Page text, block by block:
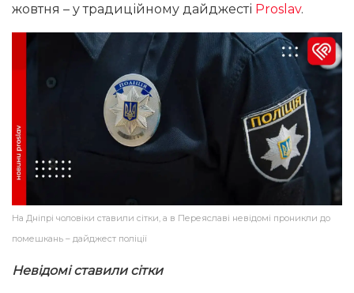
жовтня – у традиційному дайджесті Proslav.
На Дніпрі чоловіки ставили сітки, а в Переяславі невідомі проникли до
помешкань – дайджест поліції
Невідомі ставили сітки